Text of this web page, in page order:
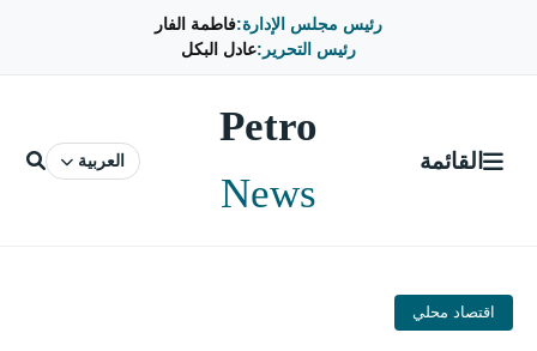
رئيس مجلس الإدارة:فاطمة الفار
رئيس التحرير:عادل البكل
القائمة
Petro
News
العربية
اقتصاد محلي